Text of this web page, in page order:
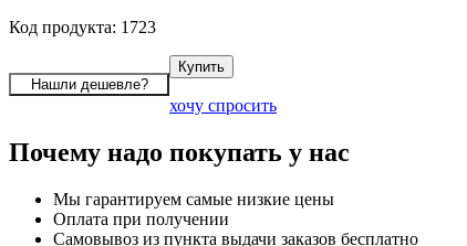
Код продукта: 1723
хочу спросить
Почему надо покупать у нас
Мы гарантируем самые низкие цены
Оплата при получении
Самовывоз из пункта выдачи заказов бесплатно